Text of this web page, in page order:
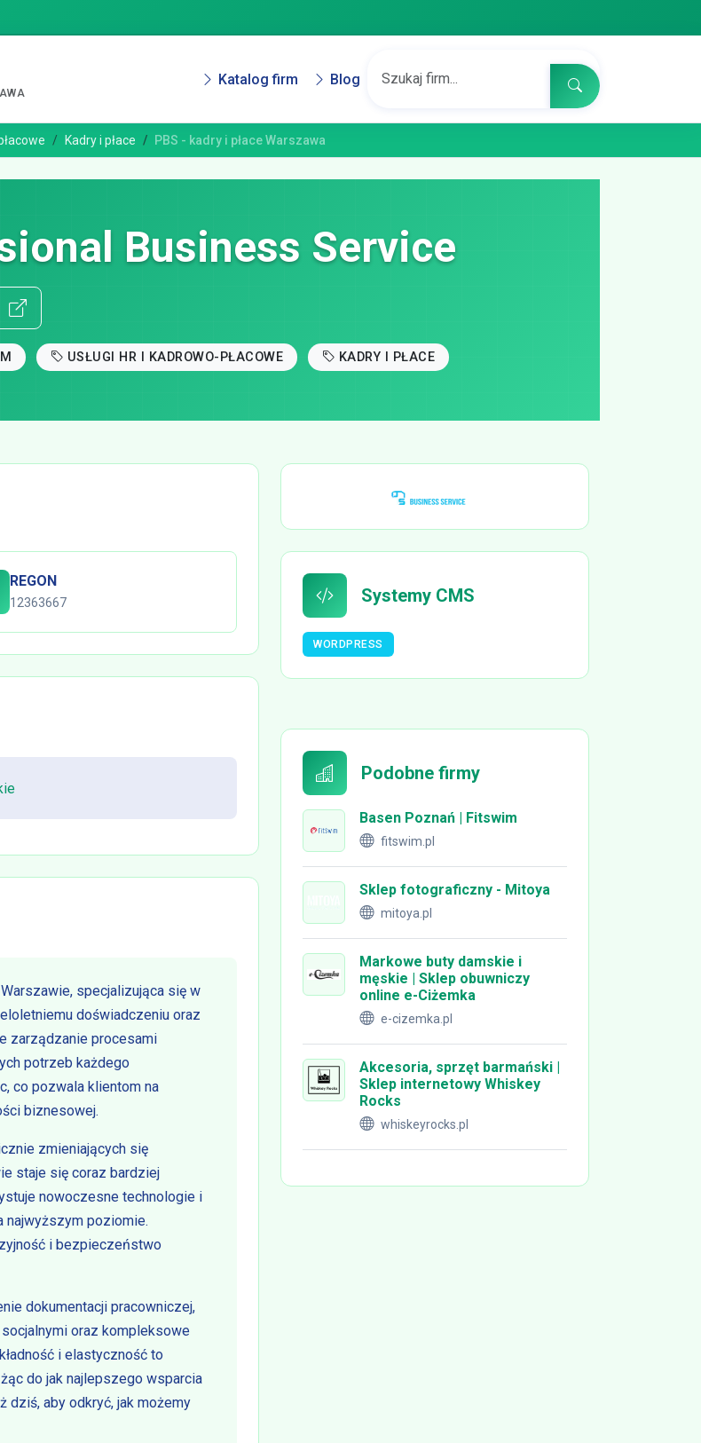
Katalog firm Blog
Kadry i płace PBS - kadry i płace Warszawa
Business Service
USŁUGI HR I KADROWO-PŁACOWE KADRY I PŁACE
REGON
12363667
specjalizująca się w
doświadczeniu oraz
zarządzanie procesami
potrzeb każdego
co pozwala klientom na
biznesowej.
zmieniających się
staje się coraz bardziej
nowoczesne technologie i
najwyższym poziomie.
i bezpieczeństwo
dokumentacji pracowniczej,
oraz kompleksowe
i elastyczność to
do jak najlepszego wsparcia
dziś, aby odkryć, jak możemy
Systemy CMS
WORDPRESS
Podobne firmy
Basen Poznań | Fitswim
fitswim.pl
Sklep fotograficzny - Mitoya
mitoya.pl
Markowe buty damskie i
męskie | Sklep obuwniczy
online e-Ciżemka
e-cizemka.pl
Akcesoria, sprzęt barmański |
Sklep internetowy Whiskey
Rocks
whiskeyrocks.pl